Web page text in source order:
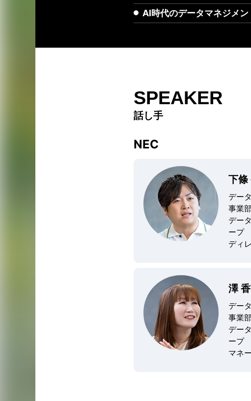
AI時代のデータマネジメ
SPEAKER
話し手
NEC
下條
デー
事業
デー
ープ
ディ
澤
デー
事業
デー
ープ
マネ